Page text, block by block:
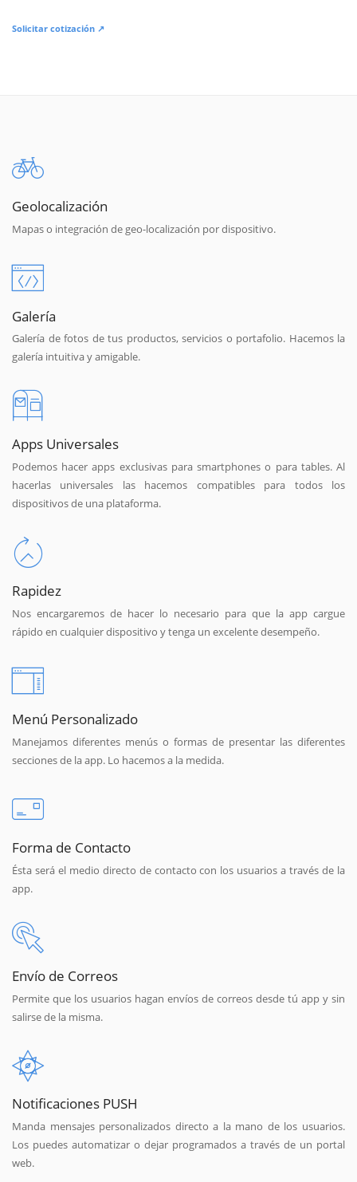
Solicitar cotización ↗
Geolocalización
Mapas o integración de geo-localización por dispositivo.
Galería
Galería de fotos de tus productos, servicios o portafolio. Hacemos la
galería intuitiva y amigable.
Apps Universales
Podemos hacer apps exclusivas para smartphones o para tables. Al
hacerlas universales las hacemos compatibles para todos los
dispositivos de una plataforma.
Rapidez
Nos encargaremos de hacer lo necesario para que la app cargue
rápido en cualquier dispositivo y tenga un excelente desempeño.
Menú Personalizado
Manejamos diferentes menús o formas de presentar las diferentes
secciones de la app. Lo hacemos a la medida.
Forma de Contacto
Ésta será el medio directo de contacto con los usuarios a través de la
app.
Envío de Correos
Permite que los usuarios hagan envíos de correos desde tú app y sin
salirse de la misma.
Notificaciones PUSH
Manda mensajes personalizados directo a la mano de los usuarios.
Los puedes automatizar o dejar programados a través de un portal
web.